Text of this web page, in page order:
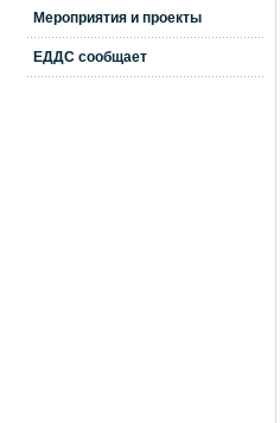
Мероприятия и проекты
ЕДДС сообщает